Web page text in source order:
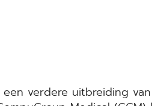
verdere uitbreiding